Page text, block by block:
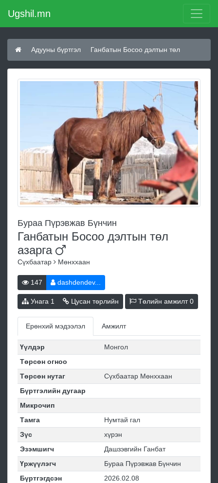
Ugshil.mn
Адууны бүртгэл Ганбатын Босоо дэлтын төл
Бураа Пүрэвжав Бүнчин
Ганбатын Босоо дэлтын төл
азарга
Сүхбаатар Мөнххаан
147 dashdendev...
Унага 1 Цусан төрлийн Төлийн амжилт0
Ерөнхий мэдээлэл Амжилт
Үүлдэр
Монгол
Төрсөн огноо
Төрсөн нутаг
Сүхбаатар Мөнххаан
Бүртгэлийн дугаар
Микрочип
Тамга
Нумтай гал
Зүс
хүрэн
Эзэмшигч
Дашзэвгийн Ганбат
Үржүүлэгч
Бураа Пүрэвжав Бүнчин
Бүртгэгдсэн
2026.02.08